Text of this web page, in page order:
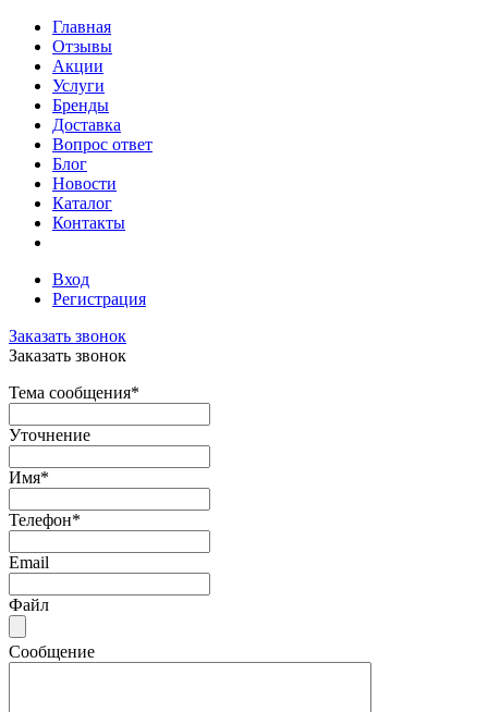
Главная
Отзывы
Акции
Услуги
Бренды
Доставка
Вопрос ответ
Блог
Новости
Каталог
Контакты
Вход
Регистрация
Заказать звонок
Заказать звонок
Тема сообщения*
Уточнение
Имя*
Телефон*
Email
Файл
Сообщение